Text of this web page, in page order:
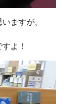
ますが、
よ！